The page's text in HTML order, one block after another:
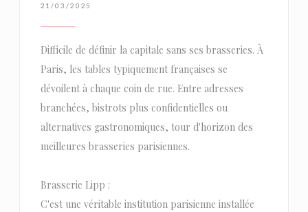
21/03/2025
Difficile de définir la capitale sans ses brasseries. À
Paris, les tables typiquement françaises se
dévoilent à chaque coin de rue. Entre adresses
branchées, bistrots plus confidentielles ou
alternatives gastronomiques, tour d'horizon des
meilleures brasseries parisiennes.
Brasserie Lipp :
C'est une véritable institution parisienne installée